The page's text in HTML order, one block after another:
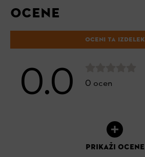
OCENE
OCENI TA IZDELEK
0.0 0 ocen
PRIKAŽI OCENE